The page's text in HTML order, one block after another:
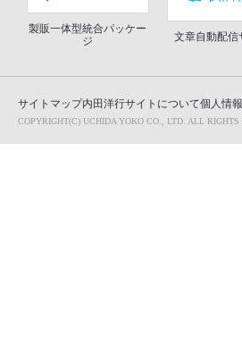
製販一体型統合パッケー
ジ
文章自動配信
サイトマップ内田洋行サイトについて個人情
COPYRIGHT(C) UCHIDA YOKO CO., LTD. ALL RIGHTS